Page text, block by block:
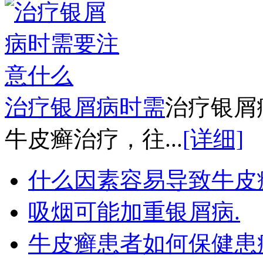
治疗银屑病时需治疗银
牛皮癣治疗，往...[详细]
什么因素容易导致牛皮
吸烟可能加重银屑病.
牛皮癣患者如何保健